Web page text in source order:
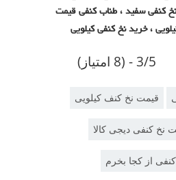
نخ کنفی سفید ، طناب کنفی قیمت
، خرید نخ کنفی کیلویی
3/5 - (8 امتیاز)
قیمت نخ کنف کیلویی
نخ کنفی دیجی کالا
از کجا بخرم